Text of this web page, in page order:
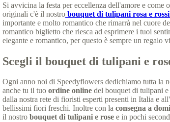
Si avvicina la festa per eccellenza dell'amore e
originali c'è il nostro bouquet di tulipani rosa e rossi
importante e molto romantico che rimarrà nel cuore
romantico biglietto che riesca ad esprimere i tuoi
elegante e romantico, per questo è sempre un regalo
Scegli il bouquet di tulipani e
Ogni anno noi di Speedyflowers dedichiamo tutta la
anche tu il tuo ordine online del bouquet di tulipani
dalla nostra rete di fioristi esperti presenti in Italia e
bellissimi fiori freschi. Inoltre con laconsegna a
il nostro bouquet di tulipani e rose e in pochi